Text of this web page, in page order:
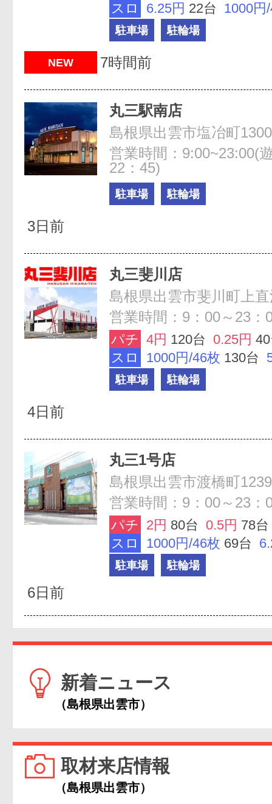
スロ
6.25円 22台 1000円
駐車場 駐輪場
NEW 7時間前
丸三駅南店
島根県出雲市塩冶町
営業時間：9:00~23:00(
22：45)
駐車場 駐輪場
3日前
丸三斐川店
島根県出雲市斐川町上
営業時間：9：00～23：
パチ 4円 120台 0.25円
スロ
1000円/46枚 130台
駐車場 駐輪場
4日前
丸三1号店
島根県出雲市渡橋町1239
営業時間：9：00～23：
パチ 2円 80台 0.5円 78台
スロ
1000円/46枚 69台
駐車場 駐輪場
6日前
新着ニュース
（島根県出雲市）
取材来店情報
（島根県出雲市）